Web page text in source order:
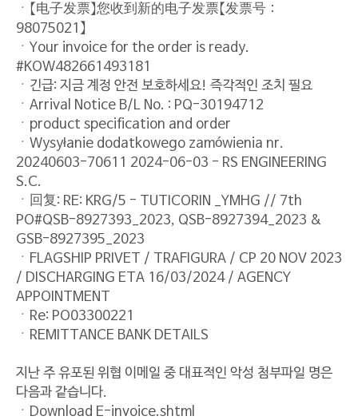
ㆍ【电子发票】您收到新的电子发票【发票号：
98075021】
ㆍYour invoice for the order is ready.
#KOW482661493181
ㆍ긴급: 지금 계정 안전 보호하세요! 즉각적인 조치 필요
ㆍArrival Notice B/L No. : PQ-30194712
ㆍproduct specification and order
ㆍWysyłanie dodatkowego zamówienia nr.
20240603-70611 2024-06-03 - RS ENGINEERING
S.C.
ㆍ回复: RE: KRG/5 - TUTICORIN _YMHG // 7th
PO#QSB-8927393_2023, QSB-8927394_2023 &
GSB-8927395_2023
ㆍFLAGSHIP PRIVET / TRAFIGURA / CP 20 NOV 2023
/ DISCHARGING ETA 16/03/2024 / AGENCY
APPOINTMENT
ㆍRe: PO03300221
ㆍREMITTANCE BANK DETAILS
지난 주 유포된 위협 이메일 중 대표적인 악성 첨부파일 명은
다음과 같습니다.
ㆍDownload E-invoice.shtml